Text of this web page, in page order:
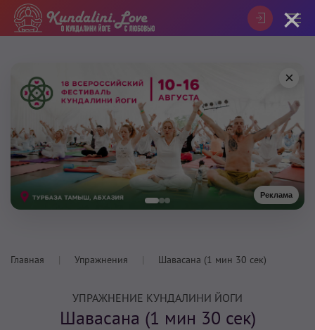
Реклама
×
Главная Упражнения Шавасана (1 мин 30 сек)
УПРАЖНЕНИЕ КУНДАЛИНИ ЙОГИ
Шавасана (1 мин 30 сек)
×